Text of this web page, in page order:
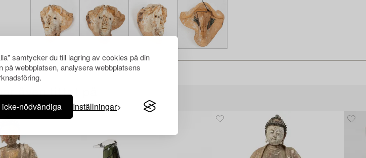
samtycker du till lagring av cookies på din
på webbplatsen, analysera webbplatsens
nödvändiga Inställningar
även tittat på